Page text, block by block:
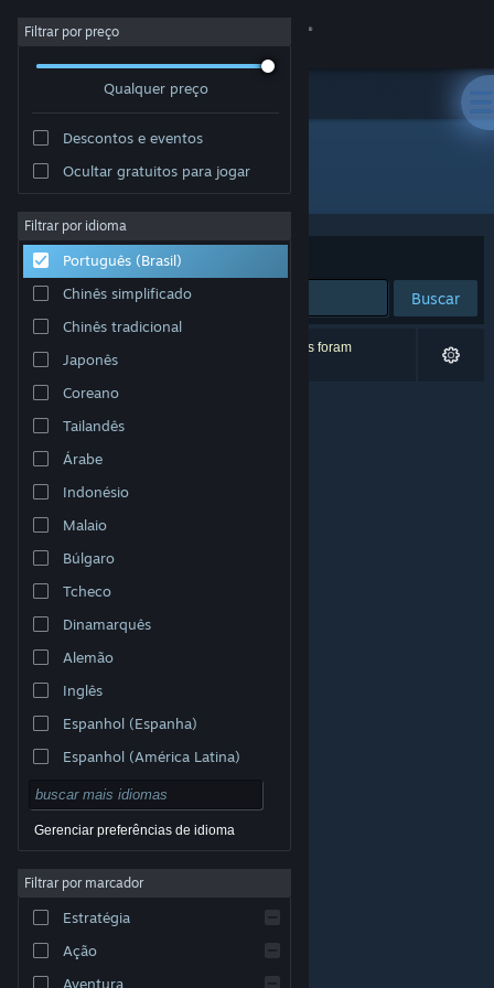
Iniciar sessão
Sobre
Suporte
Alterar idioma
Baixe o aplicativo móvel do Steam
Ver versão para computadores
© Valve Corporation. Todos os direitos reservados.
respectivos donos nos EUA e em outros países.
Acessibilidade
Reembolsos|Cookies
Filtrar por preço
Qualquer preço
Descontos e eventos
Ocultar gratuitos para jogar
Filtrar por idioma
Português (Brasil)
Chinês simplificado
Chinês tradicional
Japonês
Coreano
Tailandês
Árabe
Indonésio
Malaio
Búlgaro
Tcheco
Dinamarquês
Alemão
Inglês
Espanhol (Espanha)
Espanhol (América Latina)
Gerenciar preferências de idioma
Filtrar por marcador
Estratégia
Ação
Aventura
Distribuidora: 9Garden
Ordenar por Relevância
Buscar
0 resultados correspondem à sua busca. 5 títulos foram
excluídos de acordo com as suas preferências.